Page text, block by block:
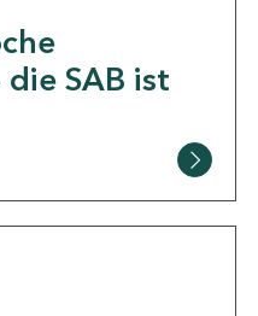
SAB ist